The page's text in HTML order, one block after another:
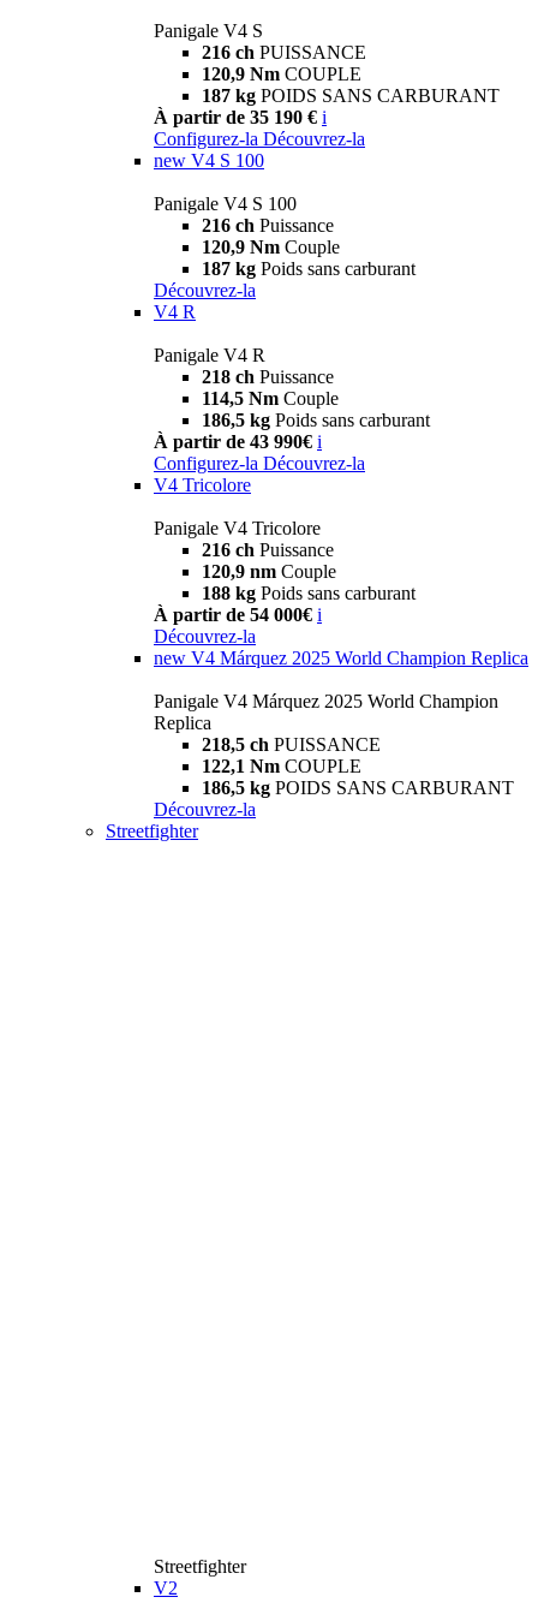
Panigale V4 S
216 ch PUISSANCE
120,9 Nm COUPLE
187 kg POIDS SANS CARBURANT
À partir de 35 190 € i
Configurez-la Découvrez-la
new V4 S 100
Panigale V4 S 100
216 ch Puissance
120,9 Nm Couple
187 kg Poids sans carburant
Découvrez-la
V4 R
Panigale V4 R
218 ch Puissance
114,5 Nm Couple
186,5 kg Poids sans carburant
À partir de 43 990€ i
Configurez-la Découvrez-la
V4 Tricolore
Panigale V4 Tricolore
216 ch Puissance
120,9 nm Couple
188 kg Poids sans carburant
À partir de 54 000€ i
Découvrez-la
new V4 Márquez 2025 World Champion Replica
Panigale V4 Márquez 2025 World Champion
Replica
218,5 ch PUISSANCE
122,1 Nm COUPLE
186,5 kg POIDS SANS CARBURANT
Découvrez-la
Streetfighter
Streetfighter
V2